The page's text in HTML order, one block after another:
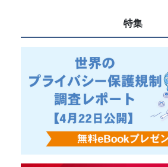
特集